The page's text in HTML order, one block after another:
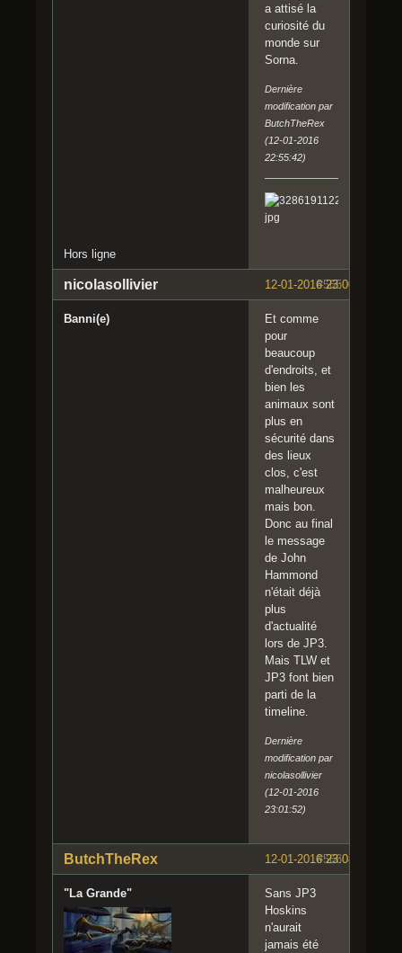
a attisé la
curiosité du
monde sur
Sorna.
Dernière
modification par
ButchTheRex
(12-01-2016
22:55:42)
Hors ligne
#565
12-01-2016 23:00:40
nicolasollivier
Banni(e)
Et comme
pour
beaucoup
d'endroits, et
bien les
animaux sont
plus en
sécurité dans
des lieux
clos, c'est
malheureux
mais bon.
Donc au final
le message
de John
Hammond
n'était déjà
plus
d'actualité
lors de JP3.
Mais TLW et
JP3 font bien
parti de la
timeline.
Dernière
modification par
nicolasollivier
(12-01-2016
23:01:52)
#566
12-01-2016 23:08:36
ButchTheRex
"La Grande"
Sans JP3
Hoskins
n'aurait
jamais été